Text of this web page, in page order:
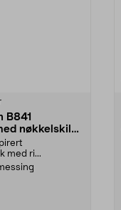
B841
nøkkelskilt,
med ri...
5 stjerner